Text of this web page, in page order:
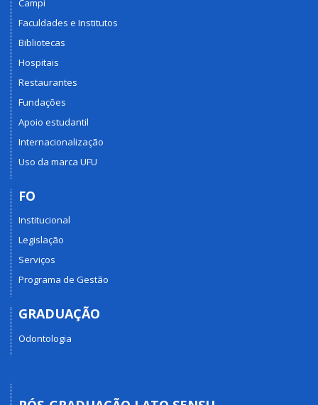
Campi
Faculdades e Institutos
Bibliotecas
Hospitais
Restaurantes
Fundações
Apoio estudantil
Internacionalização
Uso da marca UFU
FO
Institucional
Legislação
Serviços
Programa de Gestão
GRADUAÇÃO
Odontologia